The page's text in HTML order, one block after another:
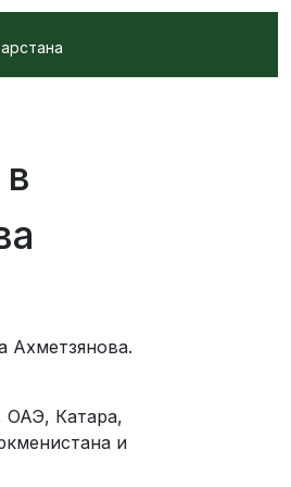
Ахметзянова.
ОАЭ, Катара,
и